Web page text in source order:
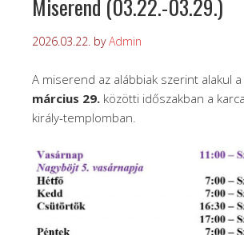
Miserend (03.22.-03.29.)
2026.03.22. byAdmin
A miserend az alábbiak szerint alakul a
március 29. közötti időszakban a
király-templomban.